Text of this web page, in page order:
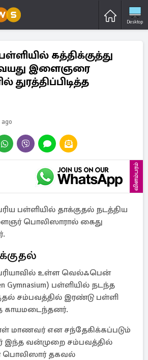
Desktop
கத்திக்குத்து
வயது இளைஞரை
துரத்திப்பிடித்த
விளம்பரம்
பள்ளியில் தாக்குதல் நடத்திய
பொலிஸாரால் கைது
உள்ள வெல்ஃபென்
Gymnasium) பள்ளியில் நடந்த
சம்பவத்தில் இரண்டு பள்ளி
காயமடைந்தனர்.
மாணவர் என சந்தேகிக்கப்படும்
இந்த வன்முறை சம்பவத்தில்
பொலிஸார் தகவல்